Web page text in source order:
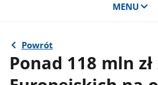
MENU
Powrót
Ponad 118 mln